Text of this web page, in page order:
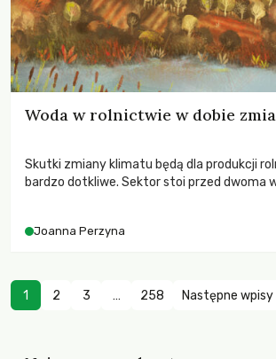
Woda w rolnictwie w dobie
Skutki zmiany klimatu będą dla produkcji
bardzo dotkliwe. Sektor stoi przed dwoma
zachodzących zmian klimatycznych.
Joanna Perzyna
1 2 3 … 258 Następne